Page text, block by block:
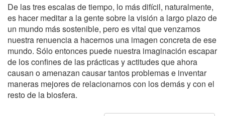
De las tres escalas de tiempo, lo más difícil, naturalmente,
es hacer meditar a la gente sobre la visión a largo plazo de
un mundo más sostenible, pero es vital que venzamos
nuestra renuencia a hacernos una imagen concreta de ese
mundo. Sólo entonces puede nuestra imaginación escapar
de los confines de las prácticas y actitudes que ahora
causan o amenazan causar tantos problemas e inventar
maneras mejores de relacionarnos con los demás y con el
resto de la biosfera.